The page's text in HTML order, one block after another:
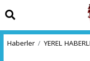
Haberler YEREL